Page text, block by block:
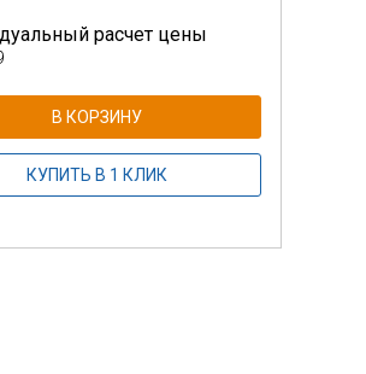
расчет цены
В КОРЗИНУ
КУПИТЬ В 1 КЛИК